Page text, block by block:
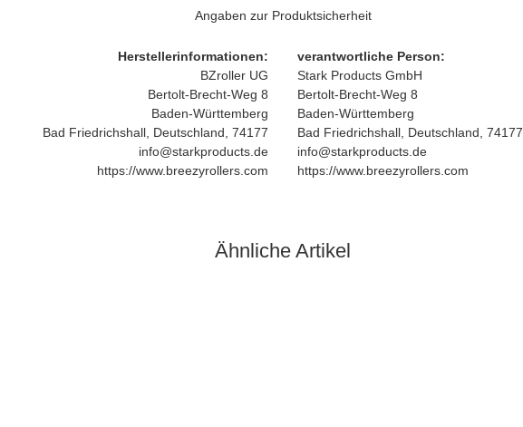
Angaben zur Produktsicherheit
Herstellerinformationen:
BZroller UG
Bertolt-Brecht-Weg 8
Baden-Württemberg
Bad Friedrichshall, Deutschland, 74177
info@starkproducts.de
https://www.breezyrollers.com
verantwortliche Person:
Stark Products GmbH
Bertolt-Brecht-Weg 8
Baden-Württemberg
Bad Friedrichshall, Deutschland, 74177
info@starkproducts.de
https://www.breezyrollers.com
Ähnliche Artikel